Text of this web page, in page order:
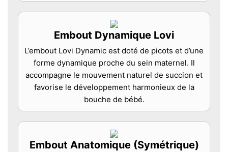
Embout Dynamique Lovi
L’embout Lovi Dynamic est doté de picots et d’une
forme dynamique proche du sein maternel. Il
accompagne le mouvement naturel de succion et
favorise le développement harmonieux de la
bouche de bébé.
Embout Anatomique (Symétrique)